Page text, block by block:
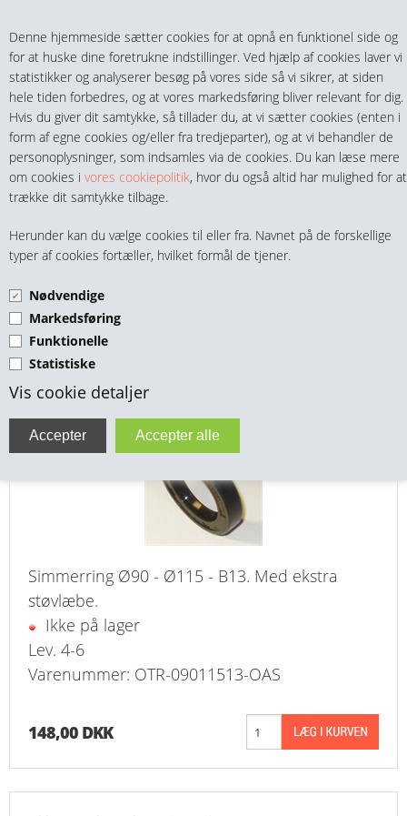
Denne hjemmeside sætter cookies for at opnå en funktionel side og
for at huske dine foretrukne indstillinger. Ved hjælp af cookies laver vi
statistikker og analyserer besøg på vores side så vi sikrer, at siden
hele tiden forbedres, og at vores markedsføring bliver relevant for dig.
Hvis du giver dit samtykke, så tillader du, at vi sætter cookies (enten i
form af egne cookies og/eller fra tredjeparter), og at vi behandler de
personoplysninger, som indsamles via de cookies. Du kan læse mere
om cookies i vores cookiepolitik, hvor du også altid har mulighed for at
trække dit samtykke tilbage.
Herunder kan du vælge cookies til eller fra. Navnet på de forskellige
typer af cookies fortæller, hvilket formål de tjener.
Nødvendige
Markedsføring
Funktionelle
Statistiske
Vis cookie detaljer
Teltech.dk 0 vare(r) i kurven
0,00 DKK
MENU
HANER & VENTILER
SLANGER, KOBLINGER & TILBEHØR
RØR & TILBEHØR
TEKNIK & AUTOMATIK
VA FITTINGS & VENTILER
ENTREPENØRARBEJDE- & UDSTYR
VÆRKTØJ
BEFÆSTIGELSE
BESPÆNDING, GUMMIDELE M.M.
MATERIEL HÅNDTERING
FORSIDE
SIMMERRINGE Ø75MM OG
OPEFTER
Olietætningsring Ø90 - Ø115 - B13 m Støvlæbe
Simmerring Ø90 - Ø115 - B13. Med ekstra
støvlæbe.
Ikke på lager
Lev. 4-6
Varenummer: OTR-09011513-OAS
148,00 DKK